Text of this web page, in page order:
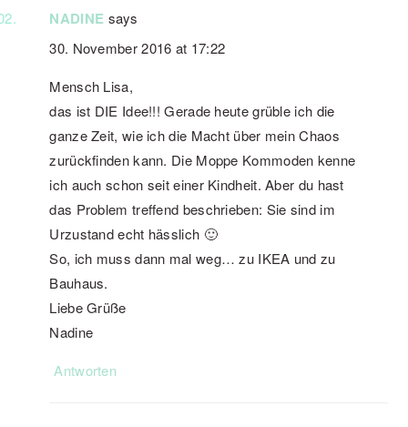
NADINE says
30. November 2016 at 17:22
Mensch Lisa,
das ist DIE Idee!!! Gerade heute grüble ich die
ganze Zeit, wie ich die Macht über mein Chaos
zurückfinden kann. Die Moppe Kommoden kenne
ich auch schon seit einer Kindheit. Aber du hast
das Problem treffend beschrieben: Sie sind im
Urzustand echt hässlich 🙂
So, ich muss dann mal weg… zu IKEA und zu
Bauhaus.
Liebe Grüße
Nadine
Antworten